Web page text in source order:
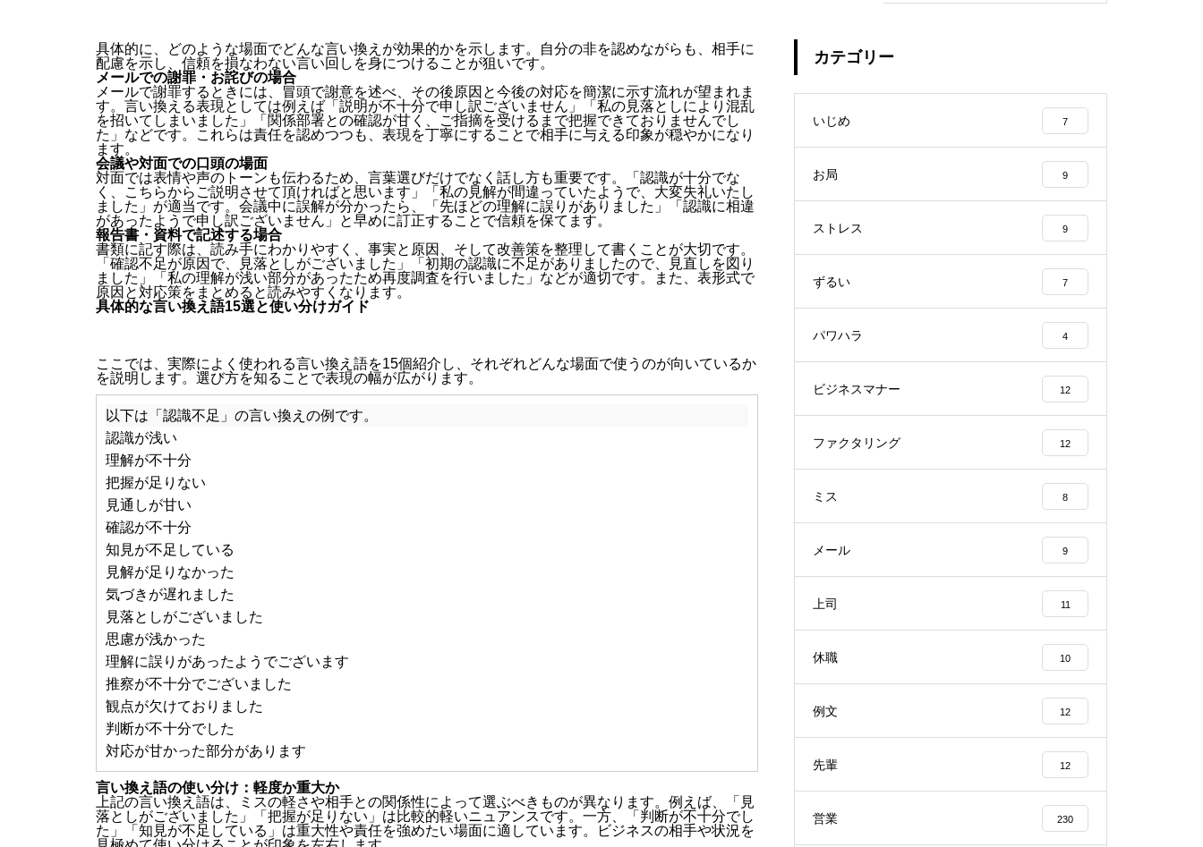
具体的に、どのような場面でどんな言い換えが効果的かを示します。自分の非を認めながらも、相手に
配慮を示し、信頼を損なわない言い回しを身につけることが狙いです。
メールでの謝罪・お詫びの場合
メールで謝罪するときには、冒頭で謝意を述べ、その後原因と今後の対応を簡潔に示す流れが望まれま
す。言い換える表現としては例えば「説明が不十分で申し訳ございません」「私の見落としにより混乱
を招いてしまいました」「関係部署との確認が甘く、ご指摘を受けるまで把握できておりませんでし
た」などです。これらは責任を認めつつも、表現を丁寧にすることで相手に与える印象が穏やかになり
ます。
会議や対面での口頭の場面
対面では表情や声のトーンも伝わるため、言葉選びだけでなく話し方も重要です。「認識が十分でな
く、こちらからご説明させて頂ければと思います」「私の見解が間違っていたようで、大変失礼いたし
ました」が適当です。会議中に誤解が分かったら、「先ほどの理解に誤りがありました」「認識に相違
があったようで申し訳ございません」と早めに訂正することで信頼を保てます。
報告書・資料で記述する場合
書類に記す際は、読み手にわかりやすく、事実と原因、そして改善策を整理して書くことが大切です。
「確認不足が原因で、見落としがございました」「初期の認識に不足がありましたので、見直しを図り
ました」「私の理解が浅い部分があったため再度調査を行いました」などが適切です。また、表形式で
原因と対応策をまとめると読みやすくなります。
具体的な言い換え語15選と使い分けガイド
ここでは、実際によく使われる言い換え語を15個紹介し、それぞれどんな場面で使うのが向いているか
を説明します。選び方を知ることで表現の幅が広がります。
以下は「認識不足」の言い換えの例です。
認識が浅い
理解が不十分
把握が足りない
見通しが甘い
確認が不十分
知見が不足している
見解が足りなかった
気づきが遅れました
見落としがございました
思慮が浅かった
理解に誤りがあったようでございます
推察が不十分でございました
観点が欠けておりました
判断が不十分でした
対応が甘かった部分があります
言い換え語の使い分け：軽度か重大か
上記の言い換え語は、ミスの軽さや相手との関係性によって選ぶべきものが異なります。例えば、「見
落としがございました」「把握が足りない」は比較的軽いニュアンスです。一方、「判断が不十分でし
た」「知見が不足している」は重大性や責任を強めたい場面に適しています。ビジネスの相手や状況を
カテゴリー
いじめ 7
お局 9
ストレス 9
ずるい 7
パワハラ 4
ビジネスマナー 12
ファクタリング 12
ミス 8
メール 9
上司 11
休職 10
例文 12
先輩 12
営業 230